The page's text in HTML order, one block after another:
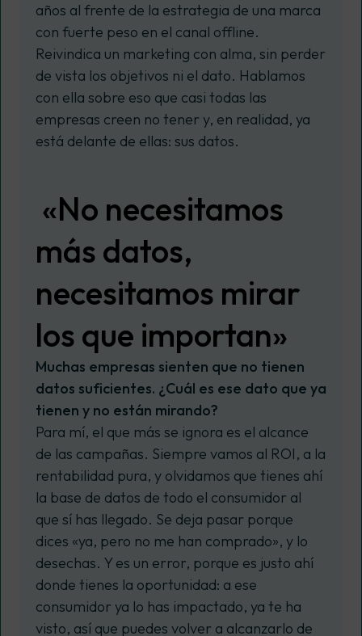
años al frente de la estrategia de una marca
con fuerte peso en el canal offline.
Reivindica un marketing con alma, sin perder
de vista los objetivos ni el dato. Hablamos
con ella sobre eso que casi todas las
empresas creen no tener y, en realidad, ya
está delante de ellas: sus datos.
«No necesitamos
más datos,
necesitamos mirar
los que importan»
Muchas empresas sienten que no tienen
datos suficientes. ¿Cuál es ese dato que ya
tienen y no están mirando?
Para mí, el que más se ignora es el alcance
de las campañas. Siempre vamos al ROI, a la
rentabilidad pura, y olvidamos que tienes ahí
la base de datos de todo el consumidor al
que sí has llegado. Se deja pasar porque
dices «ya, pero no me han comprado», y lo
desechas. Y es un error, porque es justo ahí
donde tienes la oportunidad: a ese
consumidor ya lo has impactado, ya te ha
visto, así que puedes volver a alcanzarlo de